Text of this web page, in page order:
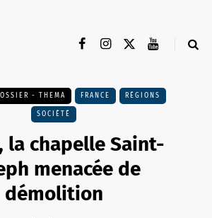
- THEMA FRANCE RÉGIONS
SOCIÉTÉ
la chapelle Saint-
menacée de
démolition